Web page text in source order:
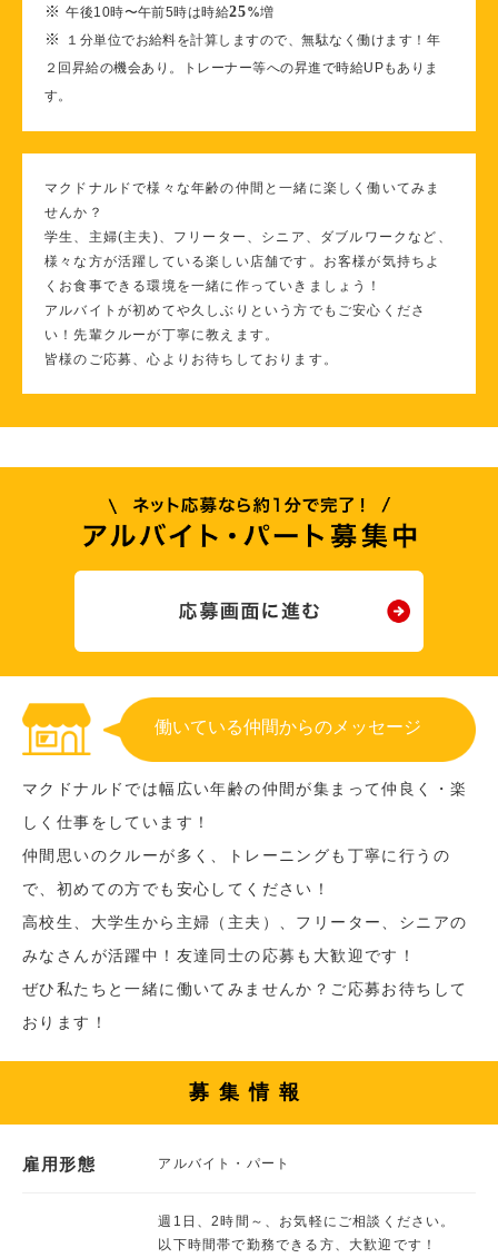
※午後10時〜午前5時は時給25%増
※
１分単位でお給料を計算しますので、無駄なく働けます！年
２回昇給の機会あり。トレーナー等への昇進で時給UPもありま
す。
マクドナルドで様々な年齢の仲間と一緒に楽しく働いてみま
せんか？
学生、主婦(主夫)、フリーター、シニア、ダブルワークなど、
様々な方が活躍している楽しい店舗です。お客様が気持ちよ
くお食事できる環境を一緒に作っていきましょう！
アルバイトが初めてや久しぶりという方でもご安心くださ
い！先輩クルーが丁寧に教えます。
皆様のご応募、心よりお待ちしております。
働いている仲間からのメッセージ
マクドナルドでは幅広い年齢の仲間が集まって仲良く・楽
しく仕事をしています！
仲間思いのクルーが多く、トレーニングも丁寧に行うの
で、初めての方でも安心してください！
高校生、大学生から主婦（主夫）、フリーター、シニアの
みなさんが活躍中！友達同士の応募も大歓迎です！
ぜひ私たちと一緒に働いてみませんか？ご応募お待ちして
おります！
募集情報
雇用形態 アルバイト・パート
週1日、2時間～、お気軽にご相談ください。
以下時間帯で勤務できる方、大歓迎です！